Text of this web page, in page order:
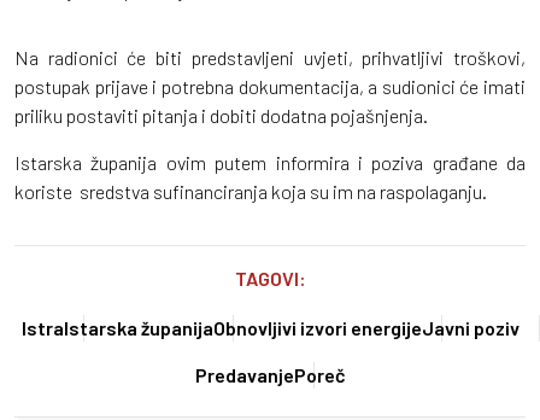
Na radionici će biti predstavljeni uvjeti, prihvatljivi troškovi,
postupak prijave i potrebna dokumentacija, a sudionici će imati
priliku postaviti pitanja i dobiti dodatna pojašnjenja.
Istarska županija ovim putem informira i poziva građane da
koriste sredstva sufinanciranja koja su im na raspolaganju.
TAGOVI:
IstraIstarska županijaObnovljivi izvori energijeJavni poziv
PredavanjePoreč